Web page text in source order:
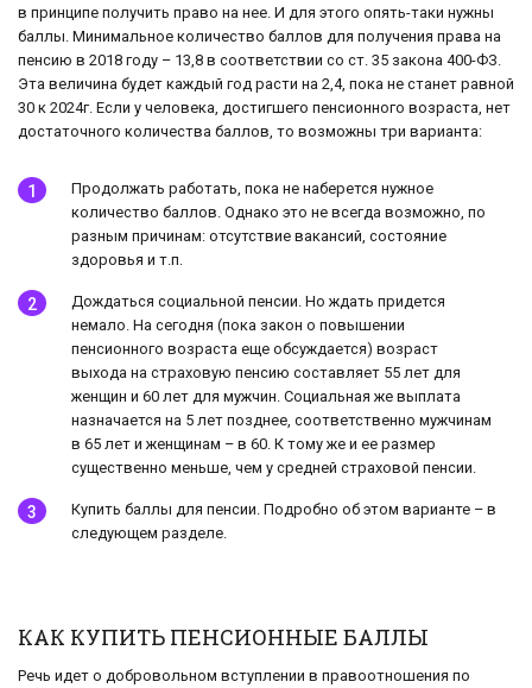
в принципе получить право на нее. И для этого опять-таки нужны
баллы. Минимальное количество баллов для получения права на
пенсию в 2018 году – 13,8 в соответствии со ст. 35 закона 400-ФЗ.
Эта величина будет каждый год расти на 2,4, пока не станет равной
30 к 2024г. Если у человека, достигшего пенсионного возраста, нет
достаточного количества баллов, то возможны три варианта:
Продолжать работать, пока не наберется нужное
количество баллов. Однако это не всегда возможно, по
разным причинам: отсутствие вакансий, состояние
здоровья и т.п.
Дождаться социальной пенсии. Но ждать придется
немало. На сегодня (пока закон о повышении
пенсионного возраста еще обсуждается) возраст
выхода на страховую пенсию составляет 55 лет для
женщин и 60 лет для мужчин. Социальная же выплата
назначается на 5 лет позднее, соответственно мужчинам
в 65 лет и женщинам – в 60. К тому же и ее размер
существенно меньше, чем у средней страховой пенсии.
Купить баллы для пенсии. Подробно об этом варианте – в
следующем разделе.
КАК КУПИТЬ ПЕНСИОННЫЕ БАЛЛЫ
Речь идет о добровольном вступлении в правоотношения по